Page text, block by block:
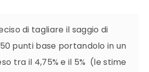
di tagliare il saggio di
punti base portandolo in un
tra il 4,75% e il 5% (le stime